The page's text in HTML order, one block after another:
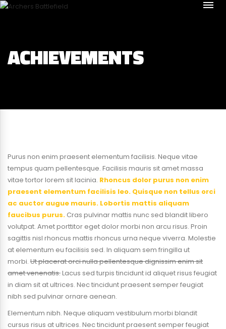
ACHIEVEMENTS
Purus non enim praesent elementum facilisis. Neque vitae
tempus quam pellentesque. Facilisis mauris sit amet massa
vitae tortor lorem sit lacinia. Rhoncus dolor purus non enim
praesent elementum facilisis leo. Quisque non tellus orci
ac auctor augue mauris. Lobortis mattis aliquam
faucibus purus. Cras pulvinar mattis nunc sed blandit libero
volutpat. Amet porttitor eget dolor morbi non arcu risus. Proin
sagittis nisl rhoncus mattis rhoncus urna neque viverra. Molestie
at elementum eu facilisis sed. In aliquam sem fringilla ut
morbi. Ut placerat orci nulla pellentesque dignissim enim sit
amet venenatis.Lacus sed turpis tincidunt id aliquet risus feugiat
in diam sit at ultrices. Nec tincidunt praesent semper feugiat
nibh sed pulvinar ornare aenean.
Elementum nibh. Neque aliquam vestibulum morbi blandit
cursus risus at ultrices. Nec tincidunt praesent semper feugiat